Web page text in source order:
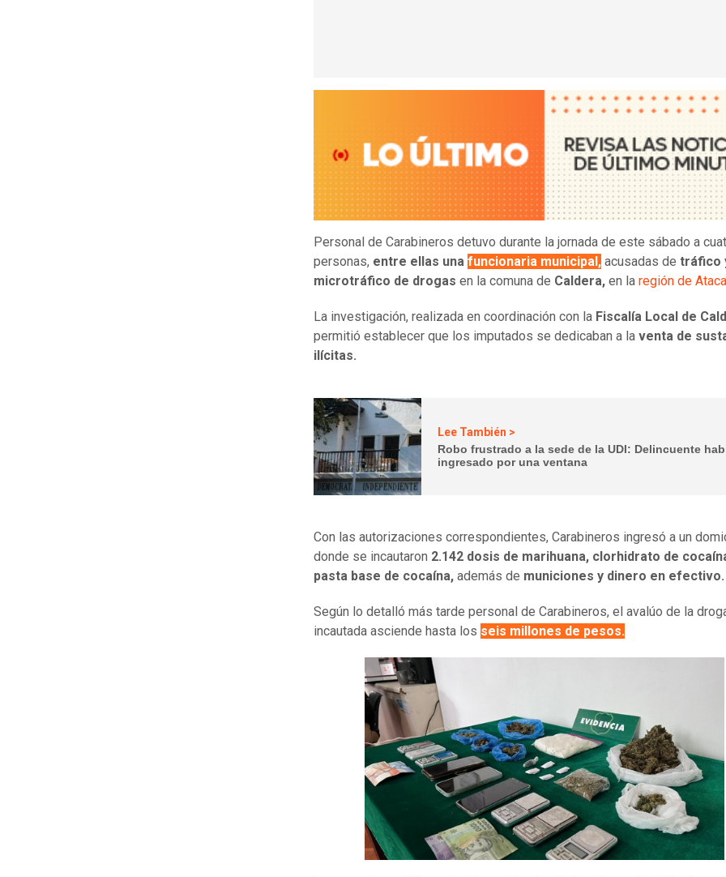
Personal de Carabineros detuvo durante la jornada de este sábado a
personas, entre ellas una funcionaria municipal, acusadas de tráfico
microtráfico de drogas en la comuna de Caldera, en la región de
La investigación, realizada en coordinación con la Fiscalía Local de
permitió establecer que los imputados se dedicaban a la venta de
ilícitas.
Lee También >
Robo frustrado a la sede de la UDI: Delincuente
ingresado por una ventana
Con las autorizaciones correspondientes, Carabineros ingresó a un
donde se incautaron 2.142 dosis de marihuana, clorhidrato de
pasta base de cocaína, además de municiones y dinero en efectivo.
Según lo detalló más tarde personal de Carabineros, el avalúo de la
incautada asciende hasta los seis millones de pesos.